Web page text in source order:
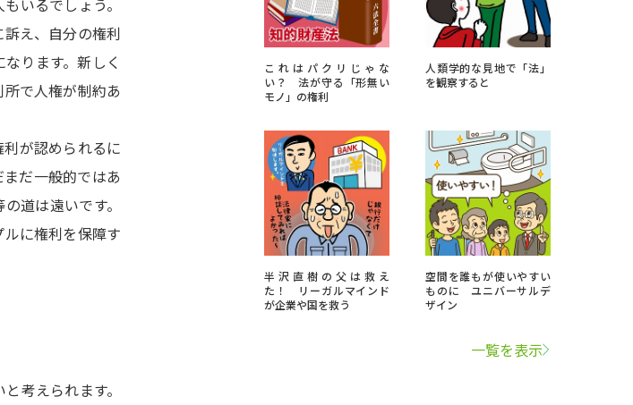
プンキャンパス検索
実施プログラムから探す
型・Web型イベント特集
資料検索
校・出願校を調べる
校選び 受験スケジュールを立てよう
先輩が入学を決めた理由
新生活お役立ちガイド
いるでしょう。
え、自分の権利
ります。新しく
で人権が制約あ
が認められるに
だ一般的ではあ
道は遠いです。
に権利を保障す
考えられます。
これはパクリじゃな
い？ 法が守る「形無い
モノ」の権利
人類学的な見地で「法」
を観察すると
半沢直樹の父は救え
た！ リーガルマインド
が企業や国を救う
空間を誰もが使いやすい
ものに ユニバーサルデ
ザイン
一覧を表示